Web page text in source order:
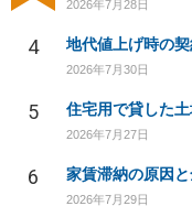
2026年7月28日
4 地代値上げ時の
2026年7月30日
5 住宅用で貸した土
2026年7月27日
6 家賃滞納の原因
2026年7月29日